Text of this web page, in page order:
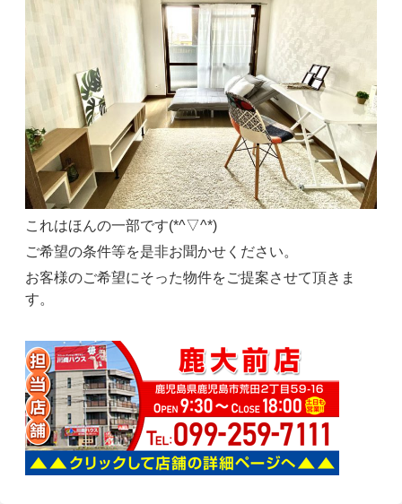
これはほんの一部です(*^▽^*)
ご希望の条件等を是非お聞かせください。
お客様のご希望にそった物件をご提案させて頂きま
す。